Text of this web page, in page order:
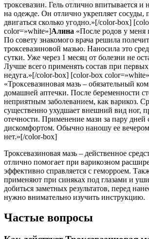
троксевазин. Гель отлично впитывается и
на одежде. Он отлично укрепляет сосуды,
двигаться сколько угодно.»[/color-box]
color=»white»]Алина «После родов у меня
По совету знакомого врача решила
троксевазиновой мазью. Наносила это
сутки. Уже через 1 месяц от болезни не
Лучше всего применять состав при
недуга.»[/color-box] [color-box
«Троксевазиновая мазь – обязательный
домашней аптечки. После беременности
неприятным заболеванием, как варикоз.
существенно ухудшает внешний вид ног,
отечности. Применение мази за пару дней
дискомфортом. Обычно наношу ее
нет.»[/color-box]
Троксевазиновая мазь – действенное
отлично помогает при варикозном
эффективно справляется с геморроем.
применяют при синяках под глазами и
добиться заметных результатов, перед
нужно внимательно изучить инструкцию.
Частые вопросы